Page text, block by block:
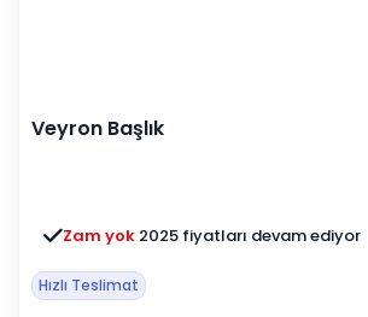
Veyron Başlık
Zam yok 2025 fiyatları devam ediyor
Hızlı Teslimat